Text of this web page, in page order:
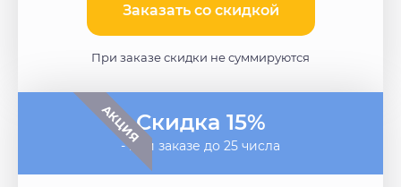
Заказать со скидкой​
При заказе скидки не суммируются
АКЦИЯСкидка 15%
- при заказе до 25 числа